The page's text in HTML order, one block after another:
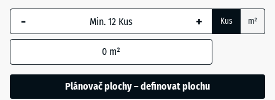
+ 6,00 Kč
+ 99,00 Kč
rozměr s
modrým
ohraničením
pro výpočet
(pokud není
- + Kus m²
0 m²
Plánovač plochy – definovat plochu